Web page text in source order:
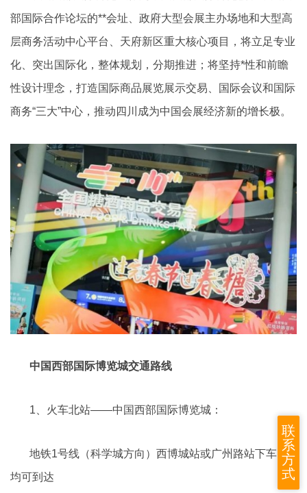
部国际合作论坛的**会址、政府大型会展主办场地和大型高
层商务活动中心平台、天府新区重大核心项目，将立足专业
化、突出国际化，整体规划，分期推进；将坚持*性和前瞻
性设计理念，打造国际商品展览展示交易、国际会议和国际
商务“三大”中心，推动四川成为中国会展经济新的增长极。
中国西部国际博览城交通路线
1、火车北站——中国西部国际博览城：
地铁1号线（科学城方向）西博城站或广州路站下车，
均可到达
联
系
方
式